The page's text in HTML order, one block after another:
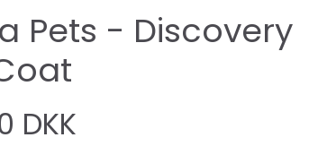
Pets - Discovery
DKK